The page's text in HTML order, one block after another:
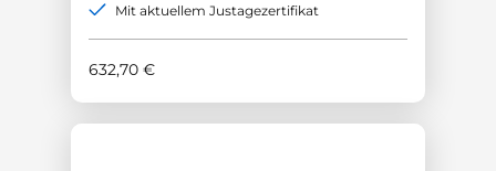
632,70 €
Mit aktuellem Justagezertifikat